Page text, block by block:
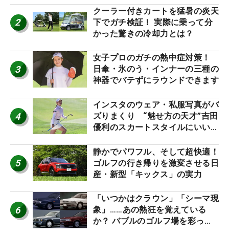
2
クーラー付きカートを猛暑の炎天
下でガチ検証！ 実際に乗って分
かった驚きの冷却力とは？
3
女子プロのガチの熱中症対策！
日傘・氷のう・インナーの三種の
神器でバテずにラウンドできます
4
インスタのウェア・私服写真がバ
ズりまくり “魅せ方の天才”吉田
優利のスカートスタイルにいい
5
静かでパワフル、そして超快適！
ゴルフの行き帰りを激変させる日
産・新型「キックス」の実力
6
「いつかはクラウン」「シーマ現
象」……あの熱狂を覚えている
か？ バブルのゴルフ場を彩った